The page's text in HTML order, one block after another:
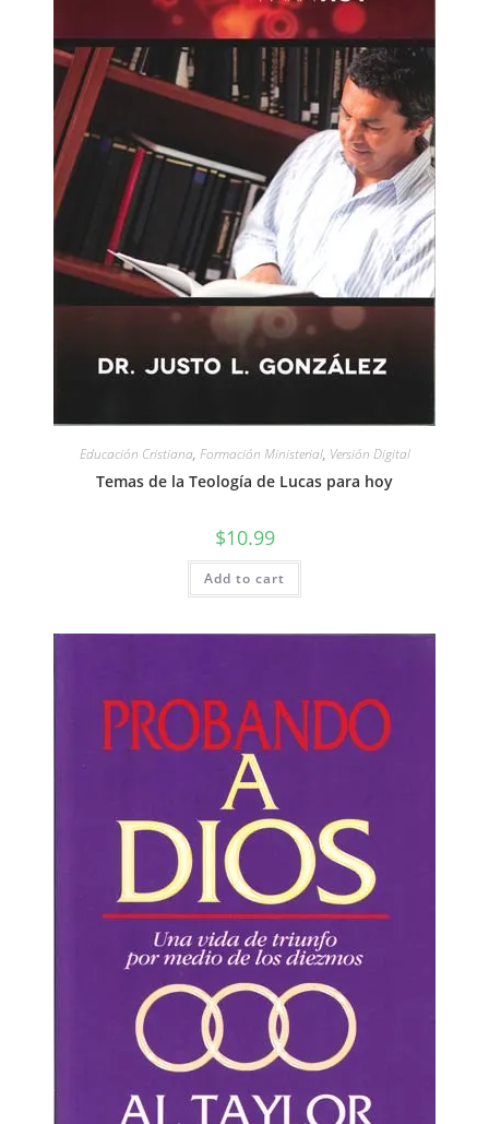
Educación Cristiana, Formación Ministerial, Versión Digital
Temas de la Teología de Lucas para hoy
$10.99
Add to cart